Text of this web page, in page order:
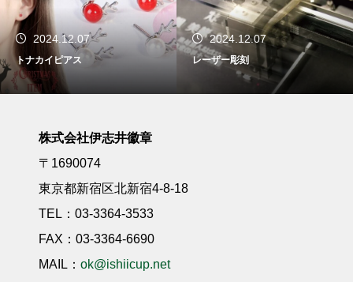
2024.12.07
レーザー彫刻
2024.11.30
光学ガラス
株式会社伊志井徽章
〒1690074
東京都新宿区北新宿4-8-18
TEL：03-3364-3533
FAX：03-3364-6690
MAIL： ok@ishiicup.net